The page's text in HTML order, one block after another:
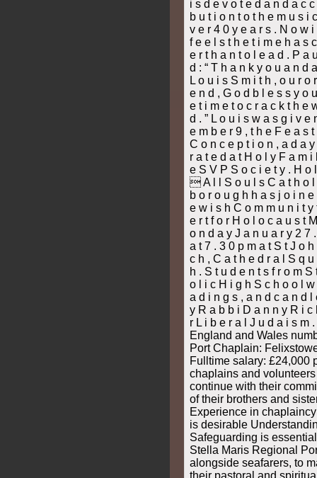
i s d e v o t e d a n d a c
b u t i o n t o t h e m u s i
v e r 4 0 y e a r s . N o w
f e e l s t h e t i m e h a s
e r t h a n t o l e a d . P a
d : “ T h a n k y o u a n d
L o u i s S m i t h , o u r o
e n d , G o d b l e s s y o
e t i m e t o c r a c k t h e
d . ” L o u i s w a s g i v
e m b e r 9 , t h e F e a s
C o n c e p t i o n , a d a
r a t e d a t H o l y F a m
e S V P S o c i e t y . H o
 A l l S o u l s C a t h o
b o r o u g h h a s j o i n
e w i s h C o m m u n i t
e r t f o r H o l o c a u s t
o n d a y J a n u a r y 2 7
a t 7 . 3 0 p m a t S t J o
c h , C a t h e d r a l S q
h . S t u d e n t s f r o m
o l i c H i g h S c h o o l
a d i n g s , a n d c a n d
y R a b b i D a n n y R i c
r L i b e r a l J u d a i s m
England and Wales
Port Chaplain:
Full­time salary: £24,000
chaplains and
continue with their
of their brothers and
Experience in
is desirable
Safeguarding is
Stella Maris Regional
alongside seafarers, to
their pastoral and